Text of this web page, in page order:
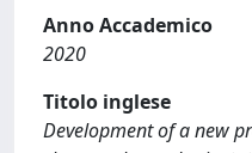
Anno Accademico
2020
Titolo inglese
Development of a new